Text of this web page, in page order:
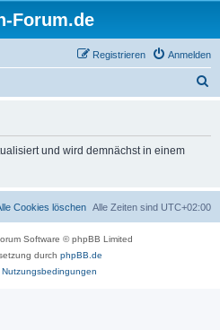
Forum.de
Anmelden
Registrieren
und wird demnächst in einem
Alle Zeiten sind UTC+02:00
Cookies löschen
Software © phpBB Limited
durch phpBB.de
Nutzungsbedingungen